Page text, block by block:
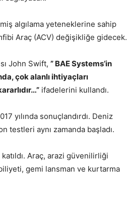
algılama yeteneklerine sahip
Araç (ACV) değişikliğe gidecek.
John Swift, ” BAE Systems’in
çok alanlı ihtiyaçları
ifadelerini kullandı.
yılında sonuçlandırdı. Deniz
testleri aynı zamanda başladı.
Araç, arazi güvenilirliği
gemi lansman ve kurtarma